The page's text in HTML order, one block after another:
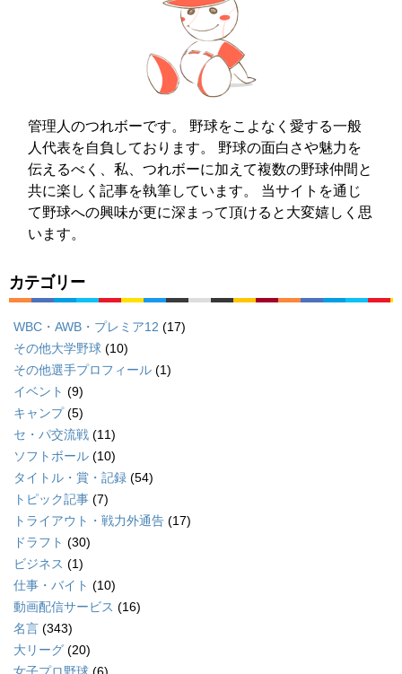
管理人のつれボーです。 野球をこよなく愛する一般
人代表を自負しております。 野球の面白さや魅力を
伝えるべく、私、つれボーに加えて複数の野球仲間と
共に楽しく記事を執筆しています。 当サイトを通じ
て野球への興味が更に深まって頂けると大変嬉しく思
います。
カテゴリー
WBC・AWB・プレミア12 (17)
その他大学野球 (10)
その他選手プロフィール (1)
イベント (9)
キャンプ(5)
セ・パ交流戦 (11)
ソフトボール (10)
タイトル・賞・記録 (54)
トピック記事 (7)
トライアウト・戦力外通告 (17)
ドラフト (30)
ビジネス (1)
仕事・バイト (10)
動画配信サービス (16)
名言 (343)
大リーグ (20)